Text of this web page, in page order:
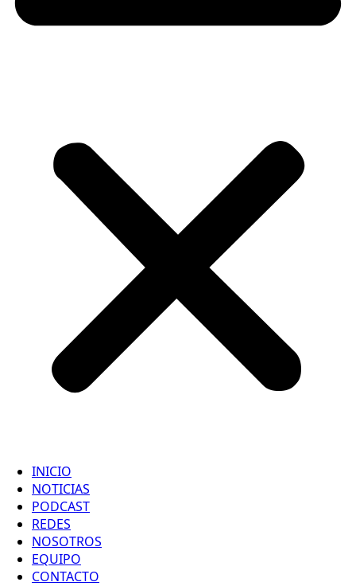
INICIO
NOTICIAS
PODCAST
REDES
NOSOTROS
EQUIPO
CONTACTO